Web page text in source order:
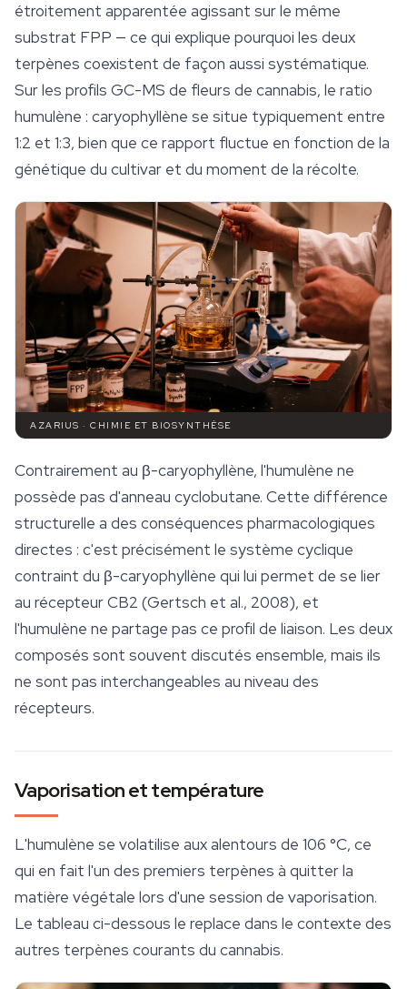
étroitement apparentée agissant sur le même
substrat FPP — ce qui explique pourquoi les deux
terpènes coexistent de façon aussi systématique.
Sur les profils GC-MS de fleurs de cannabis, le ratio
humulène : caryophyllène se situe typiquement entre
1:2 et 1:3, bien que ce rapport fluctue en fonction de la
génétique du cultivar et du moment de la récolte.
AZARIUS · CHIMIE ET BIOSYNTHÈSE
Contrairement au β-caryophyllène, l'humulène ne
possède pas d'anneau cyclobutane. Cette différence
structurelle a des conséquences pharmacologiques
directes : c'est précisément le système cyclique
contraint du β-caryophyllène qui lui permet de se lier
au récepteur CB2 (Gertsch et al., 2008), et
l'humulène ne partage pas ce profil de liaison. Les deux
composés sont souvent discutés ensemble, mais ils
ne sont pas interchangeables au niveau des
récepteurs.
Vaporisation et température
L'humulène se volatilise aux alentours de 106 °C, ce
qui en fait l'un des premiers terpènes à quitter la
matière végétale lors d'une session de vaporisation.
Le tableau ci-dessous le replace dans le contexte des
autres terpènes courants du cannabis.